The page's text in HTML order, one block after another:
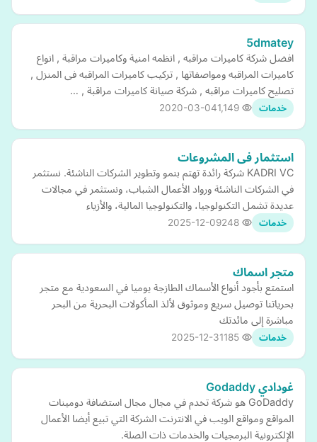
5dmatey
افضل شركة كاميرات مراقبه , انظمه امنية وكاميرات مراقبة , انواع
كاميرات المراقبه ومواصفاتها , تركيب كاميرات المراقبه فى المنزل ,
تصليح كاميرات مراقبه , شركة صيانة كاميرات مراقبة , …
خدمات 2020-03-04
استثمار فى المشروعات
KADRI VC شركة رائدة تهتم بنمو وتطوير الشركات الناشئة. نستثمر
في الشركات الناشئة ورواد الأعمال الشباب، ونستثمر في مجالات
عديدة تشمل التكنولوجيا، والتكنولوجيا المالية، والأزياء
خدمات 2025-12-09
متجر اسماك
استمتع بأجود أنواع الأسماك الطازجة يوميا في السعودية مع متجر
بحرياتنا توصيل سريع وموثوق لألذ المأكولات البحرية من البحر
مباشرة إلى مائدتك
خدمات 2025-12-31
غودادي Godaddy
GoDaddy هو شركة تخدم في مجال مجال استضافة دومينات
المواقع ومواقع الويب في الانترنت الشركة التي تبيع أيضا الأعمال
الإلكترونية البرمجيات والخدمات ذات الصلة.